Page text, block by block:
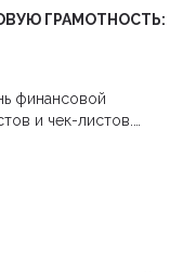
ГРАМОТНОСТЬ:
финансовой
и чек-листов.